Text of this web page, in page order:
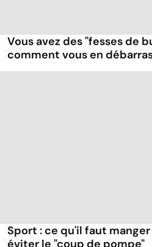
Vous avez des "fesses de
comment vous en
Sport : ce qu'il faut
éviter le "coup de pompe"